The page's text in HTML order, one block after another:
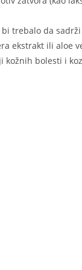
trebalo da
ekstrakt ili aloe
bolesti i